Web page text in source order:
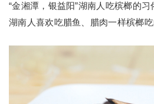
“金湘潭，银益阳”湖南人吃槟榔的
湖南人喜欢吃腊鱼、腊肉一样槟榔吃